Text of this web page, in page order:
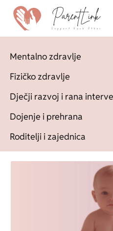
Mentalno zdravlje
Fizičko zdravlje
Dječji razvoj i rana
Dojenje i prehrana
Roditelji i zajednica